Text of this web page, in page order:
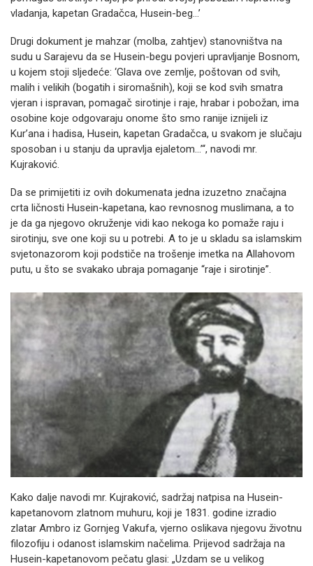
vladanja, kapetan Gradačca, Husein-beg…’
Drugi dokument je mahzar (molba, zahtjev) stanovništva na
sudu u Sarajevu da se Husein-begu povjeri upravljanje Bosnom,
u kojem stoji sljedeće: ‘Glava ove zemlje, poštovan od svih,
malih i velikih (bogatih i siromašnih), koji se kod svih smatra
vjeran i ispravan, pomagač sirotinje i raje, hrabar i pobožan, ima
osobine koje odgovaraju onome što smo ranije iznijeli iz
Kur’ana i hadisa, Husein, kapetan Gradačca, u svakom je slučaju
sposoban i u stanju da upravlja ejaletom…’“, navodi mr.
Kujraković.
Da se primijetiti iz ovih dokumenata jedna izuzetno značajna
crta ličnosti Husein-kapetana, kao revnosnog muslimana, a to
je da ga njegovo okruženje vidi kao nekoga ko pomaže raju i
sirotinju, sve one koji su u potrebi. A to je u skladu sa islamskim
svjetonazorom koji podstiče na trošenje imetka na Allahovom
putu, u što se svakako ubraja pomaganje “raje i sirotinje”.
Kako dalje navodi mr. Kujraković, sadržaj natpisa na Husein-
kapetanovom zlatnom muhuru, koji je 1831. godine izradio
zlatar Ambro iz Gornjeg Vakufa, vjerno oslikava njegovu životnu
filozofiju i odanost islamskim načelima. Prijevod sadržaja na
Husein-kapetanovom pečatu glasi: „Uzdam se u velikog